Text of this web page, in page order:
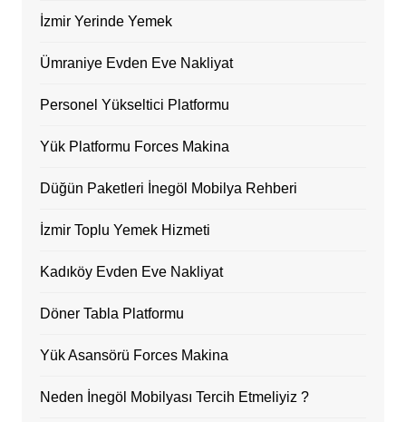
İzmir Yerinde Yemek
Ümraniye Evden Eve Nakliyat
Personel Yükseltici Platformu
Yük Platformu Forces Makina
Düğün Paketleri İnegöl Mobilya Rehberi
İzmir Toplu Yemek Hizmeti
Kadıköy Evden Eve Nakliyat
Döner Tabla Platformu
Yük Asansörü Forces Makina
Neden İnegöl Mobilyası Tercih Etmeliyiz ?